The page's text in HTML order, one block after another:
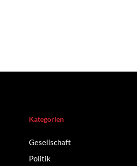
Kategorien
Gesellschaft
Politik